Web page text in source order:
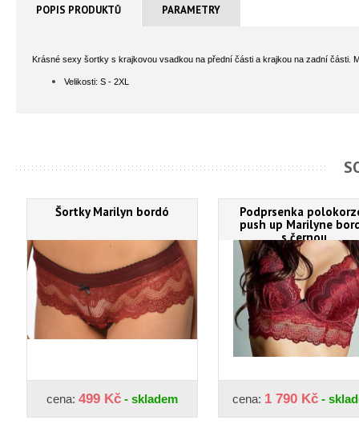
POPIS PRODUKTŮ PARAMETRY
Krásné sexy šortky s krajkovou vsadkou na přední části a krajkou na zadní části.
Velikosti: S - 2XL
Šortky Marilyn bordó
cena: 499 Kč - skladem
Podprsenka
push up Marilyne
s černou
cena: 1 790 Kč -